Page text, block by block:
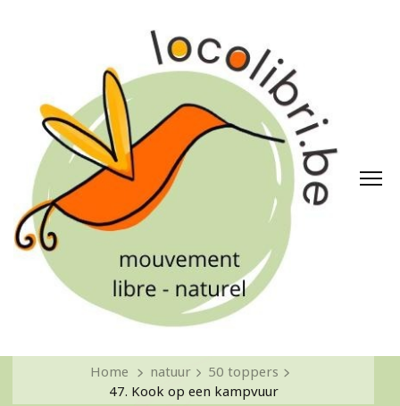
Home natuur
50 toppers
47. Kook op een kampvuur